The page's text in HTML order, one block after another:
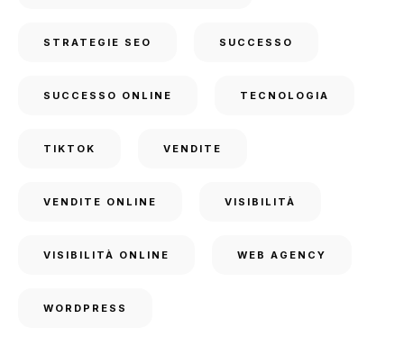
STRATEGIE SEO SUCCESSO
SUCCESSO ONLINE TECNOLOGIA
TIKTOK VENDITE
VENDITE ONLINE VISIBILITÀ
VISIBILITÀ ONLINE WEB AGENCY
WORDPRESS